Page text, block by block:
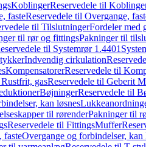
KoblingerReservedele til
fasteReservedele til Overgange,
til TilslutningerFordeler med
til rør og fittingsPakninger til
til Systemrør 1.4401
Indvendig cirkulation
KompensatorerReservedele til
gasReservedele til Geberit
BøjningerReservedele til
kan løsnes
til rørenderPakninger til
Reservedele til FittingsMuffer
fasteOvergange og forbindelser, kan